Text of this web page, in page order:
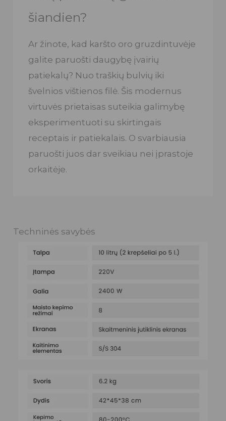
šiandien?
Ar žinote, kad karšto oro gruzdintuvėje
galite paruošti daugybę įvairių
patiekalų? Nuo traškių bulvių iki
švelnios vištienos filė. Šis modernus
virtuvės prietaisas suteikia galimybę
eksperimentuoti su skirtingais
receptais ir patiekalais. O svarbiausia
paruošti juos dar sveikiau nei įprastoje
orkaitėje.
Techninės savybės